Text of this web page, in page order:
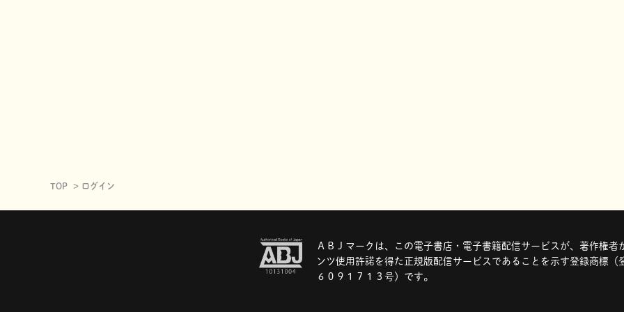
TOP ログイン
ＡＢＪマークは、この電子書店・電子書籍配信サービスが、著作権者
ンツ使用許諾を得た正規版配信サービスであることを示す登録商標（
６０９１７１３号）です。